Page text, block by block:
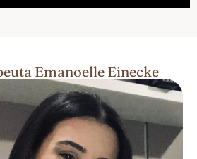
Emanoelle Einecke